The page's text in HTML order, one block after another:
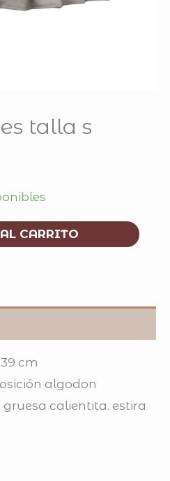
talla s
CARRITO
cm
algodon
calientita. estira